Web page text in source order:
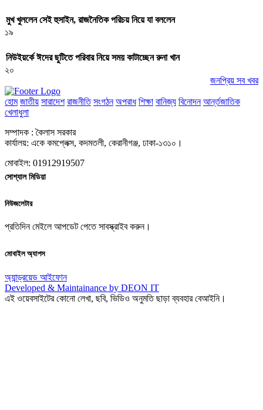
মুখ খুললেন সেই হুসাইন, রাজনৈতিক পরিচয় নিয়ে যা বললেন
১৯
নিউইয়র্কে ঈদের ছুটিতে পরিবার নিয়ে সময় কাটাচ্ছেন রুনা খান
২০
জনপ্রিয় সব খবর
হোম জাতীয় সারাদেশ রাজনীতি সংগঠন অপরাধ শিক্ষা বানিজ্য বিনোদন আর্ন্তজাতিক
খেলাধুলা
সম্পাদক : কৈলাস সরকার
কার্যালয়: একে কমপ্লেক্স, কদমতলী, কেরানীগঞ্জ, ঢাকা-১৩১০।
মোবাইল: 01912919507
সোশ্যাল মিডিয়া
নিউজলেটার
প্রতিদিন মেইলে আপডেট পেতে সাবস্ক্রাইব করুন।
মোবাইল অ্যাপস
অ্যান্ড্রয়েড আইফোন
Developed & Maintainance by DEON IT
এই ওয়েবসাইটের কোনো লেখা, ছবি, ভিডিও অনুমতি ছাড়া ব্যবহার বেআইনি।